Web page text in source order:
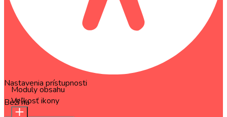
Nastavenia prístupnosti
Beží naOneTap
Moduly obsahu
Veľkosť ikony